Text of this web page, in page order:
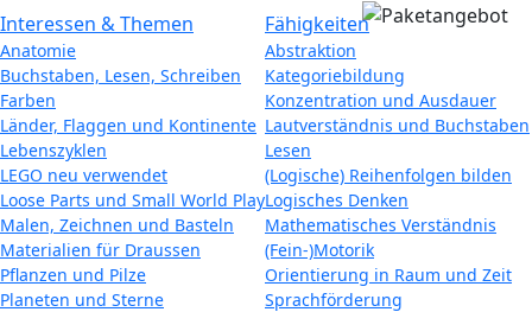
Interessen & Themen
Anatomie
Buchstaben, Lesen, Schreiben
Farben
Länder, Flaggen und Kontinente
Lebenszyklen
LEGO neu verwendet
Loose Parts und Small World Play
Malen, Zeichnen und Basteln
Materialien für Draussen
Pflanzen und Pilze
Planeten und Sterne
Fähigkeiten
Abstraktion
Kategoriebildung
Konzentration und Ausdauer
Lautverständnis und Buchstaben
Lesen
(Logische) Reihenfolgen bilden
Logisches Denken
Mathematisches Verständnis
(Fein-)Motorik
Orientierung in Raum und Zeit
Sprachförderung